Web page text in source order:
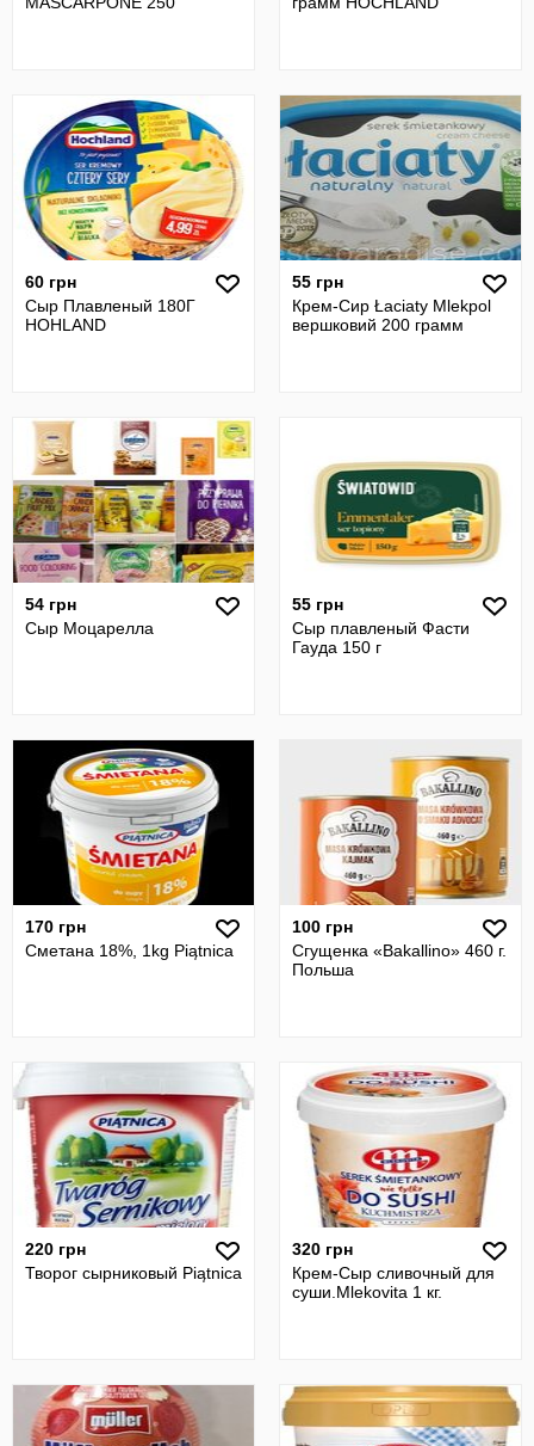
60 грн
Сыр Плавленый 180Г
HOHLAND
55 грн
Крем-Сир Łaciaty Mlekpol
вершковий 200 грамм
54 грн
Сыр Моцарелла
55 грн
Сыр плавленый Фасти
Гауда 150 г
170 грн
Сметана 18%, 1kg Piątnica
100 грн
Сгущенка «Bakallino» 460 г.
Польша
220 грн
Творог сырниковый Piątnica
320 грн
Крем-Сыр сливочный для
суши.Mlekovita 1 кг.